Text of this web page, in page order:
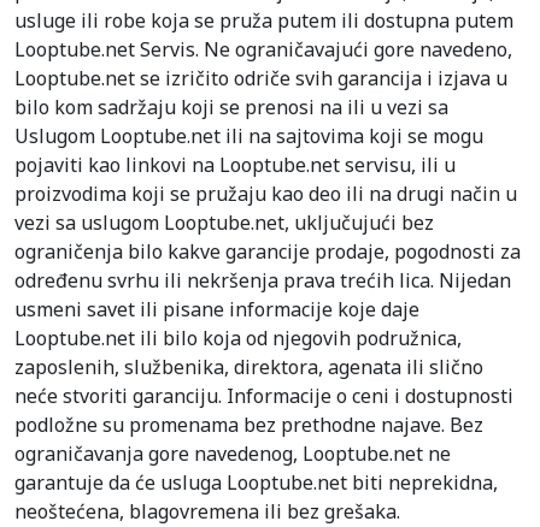
usluge ili robe koja se pruža putem ili dostupna putem
Looptube.net Servis. Ne ograničavajući gore navedeno,
Looptube.net se izričito odriče svih garancija i izjava u
bilo kom sadržaju koji se prenosi na ili u vezi sa
Uslugom Looptube.net ili na sajtovima koji se mogu
pojaviti kao linkovi na Looptube.net servisu, ili u
proizvodima koji se pružaju kao deo ili na drugi način u
vezi sa uslugom Looptube.net, uključujući bez
ograničenja bilo kakve garancije prodaje, pogodnosti za
određenu svrhu ili nekršenja prava trećih lica. Nijedan
usmeni savet ili pisane informacije koje daje
Looptube.net ili bilo koja od njegovih podružnica,
zaposlenih, službenika, direktora, agenata ili slično
neće stvoriti garanciju. Informacije o ceni i dostupnosti
podložne su promenama bez prethodne najave. Bez
ograničavanja gore navedenog, Looptube.net ne
garantuje da će usluga Looptube.net biti neprekidna,
neoštećena, blagovremena ili bez grešaka.